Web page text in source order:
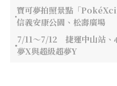
寶可夢拍照景點「
信義安康公園、松壽廣場
7/11～7/12 捷運中山站、
夢X與超級超夢Y